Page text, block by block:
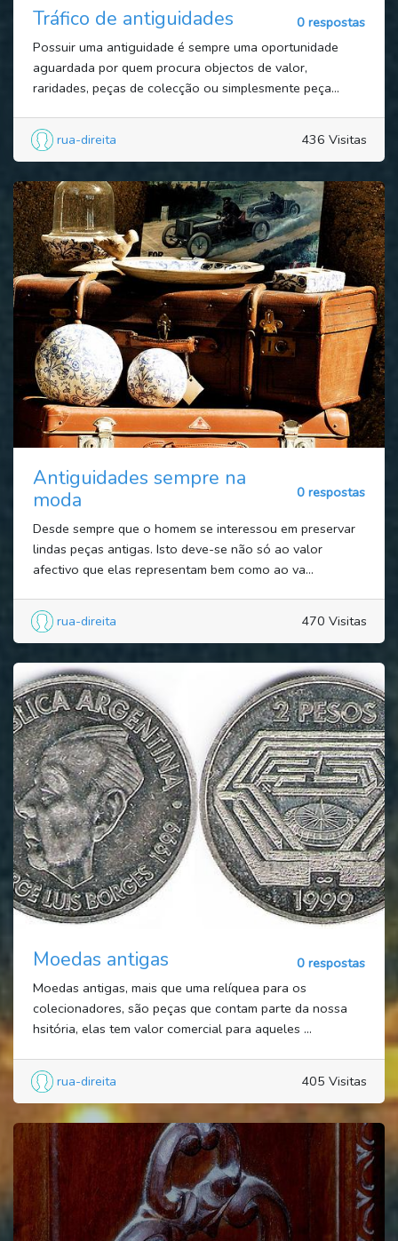
Tráfico de antiguidades
0 respostas
Possuir uma antiguidade é sempre uma oportunidade
aguardada por quem procura objectos de valor,
raridades, peças de colecção ou simplesmente peça...
rua-direita 436 Visitas
Antiguidades sempre na
moda
0 respostas
Desde sempre que o homem se interessou em preservar
lindas peças antigas. Isto deve-se não só ao valor
afectivo que elas representam bem como ao va...
rua-direita 470 Visitas
Moedas antigas
0 respostas
Moedas antigas, mais que uma relíquea para os
colecionadores, são peças que contam parte da nossa
hsitória, elas tem valor comercial para aqueles ...
rua-direita 405 Visitas